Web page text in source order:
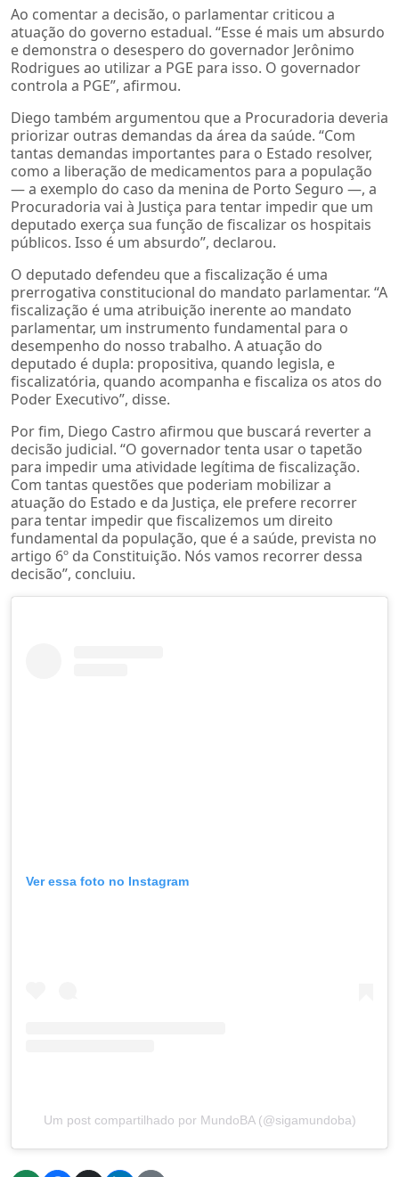
Ao comentar a decisão, o parlamentar criticou a
atuação do governo estadual. “Esse é mais um absurdo
e demonstra o desespero do governador Jerônimo
Rodrigues ao utilizar a PGE para isso. O governador
controla a PGE”, afirmou.
Diego também argumentou que a Procuradoria deveria
priorizar outras demandas da área da saúde. “Com
tantas demandas importantes para o Estado resolver,
como a liberação de medicamentos para a população
— a exemplo do caso da menina de Porto Seguro —, a
Procuradoria vai à Justiça para tentar impedir que um
deputado exerça sua função de fiscalizar os hospitais
públicos. Isso é um absurdo”, declarou.
O deputado defendeu que a fiscalização é uma
prerrogativa constitucional do mandato parlamentar. “A
fiscalização é uma atribuição inerente ao mandato
parlamentar, um instrumento fundamental para o
desempenho do nosso trabalho. A atuação do
deputado é dupla: propositiva, quando legisla, e
fiscalizatória, quando acompanha e fiscaliza os atos do
Poder Executivo”, disse.
Por fim, Diego Castro afirmou que buscará reverter a
decisão judicial. “O governador tenta usar o tapetão
para impedir uma atividade legítima de fiscalização.
Com tantas questões que poderiam mobilizar a
atuação do Estado e da Justiça, ele prefere recorrer
para tentar impedir que fiscalizemos um direito
fundamental da população, que é a saúde, prevista no
artigo 6º da Constituição. Nós vamos recorrer dessa
decisão”, concluiu.
Ver essa foto no Instagram
Um post compartilhado por MundoBA (@sigamundoba)